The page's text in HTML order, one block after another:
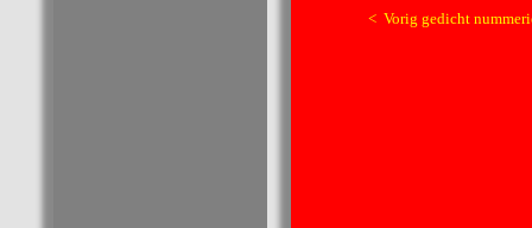
< Vorig gedicht